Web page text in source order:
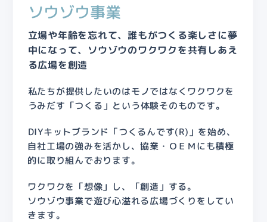
ソウゾウ事業
立場や年齢を忘れて、誰もがつくる楽しさに夢
中になって、ソウゾウのワクワクを共有しあえ
る広場を創造
私たちが提供したいのはモノではなくワクワクを
うみだす 「つくる」という体験そのものです。
DIYキットブランド「つくるんです(R)」を始め、
自社工場の強みを活かし、協業・ＯＥＭにも積極
的に取り組んでおります。
ワクワクを「想像」し、「創造」する。
ソウゾウ事業で遊び心溢れる広場づくりをしてい
きます。